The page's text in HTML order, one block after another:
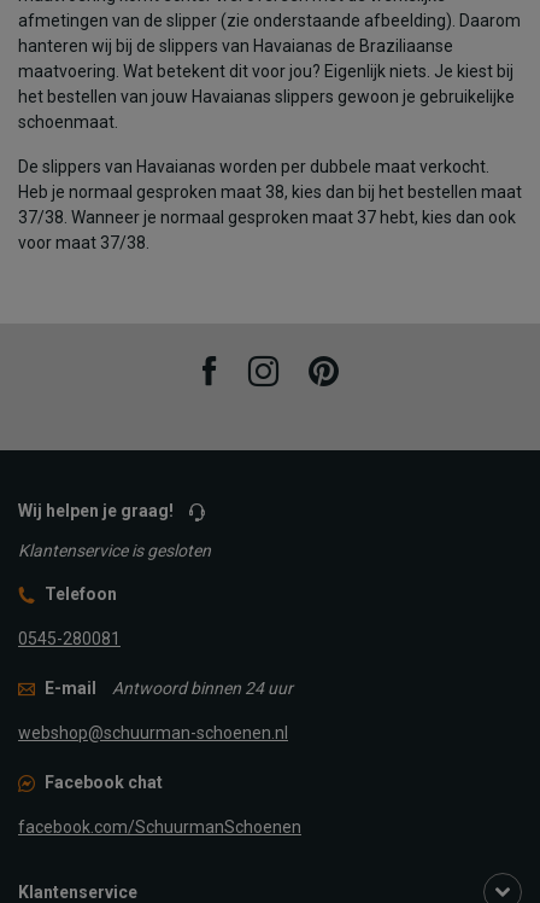
afmetingen van de slipper (zie onderstaande afbeelding). Daarom
hanteren wij bij de slippers van Havaianas de Braziliaanse
maatvoering. Wat betekent dit voor jou? Eigenlijk niets. Je kiest bij
het bestellen van jouw Havaianas slippers gewoon je gebruikelijke
schoenmaat.
De slippers van Havaianas worden per dubbele maat verkocht.
Heb je normaal gesproken maat 38, kies dan bij het bestellen maat
37/38. Wanneer je normaal gesproken maat 37 hebt, kies dan ook
voor maat 37/38.
FacebookInstagramPinterest
Wij helpen je graag!
Klantenservice is gesloten
Telefoon
0545-280081
E-mail Antwoord binnen 24 uur
webshop@schuurman-schoenen.nl
Facebook chat
facebook.com/SchuurmanSchoenen
Klantenservice